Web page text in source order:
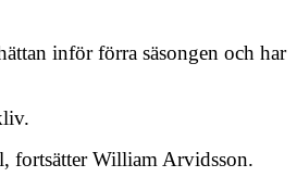
inför förra säsongen och har
fortsätter William Arvidsson.